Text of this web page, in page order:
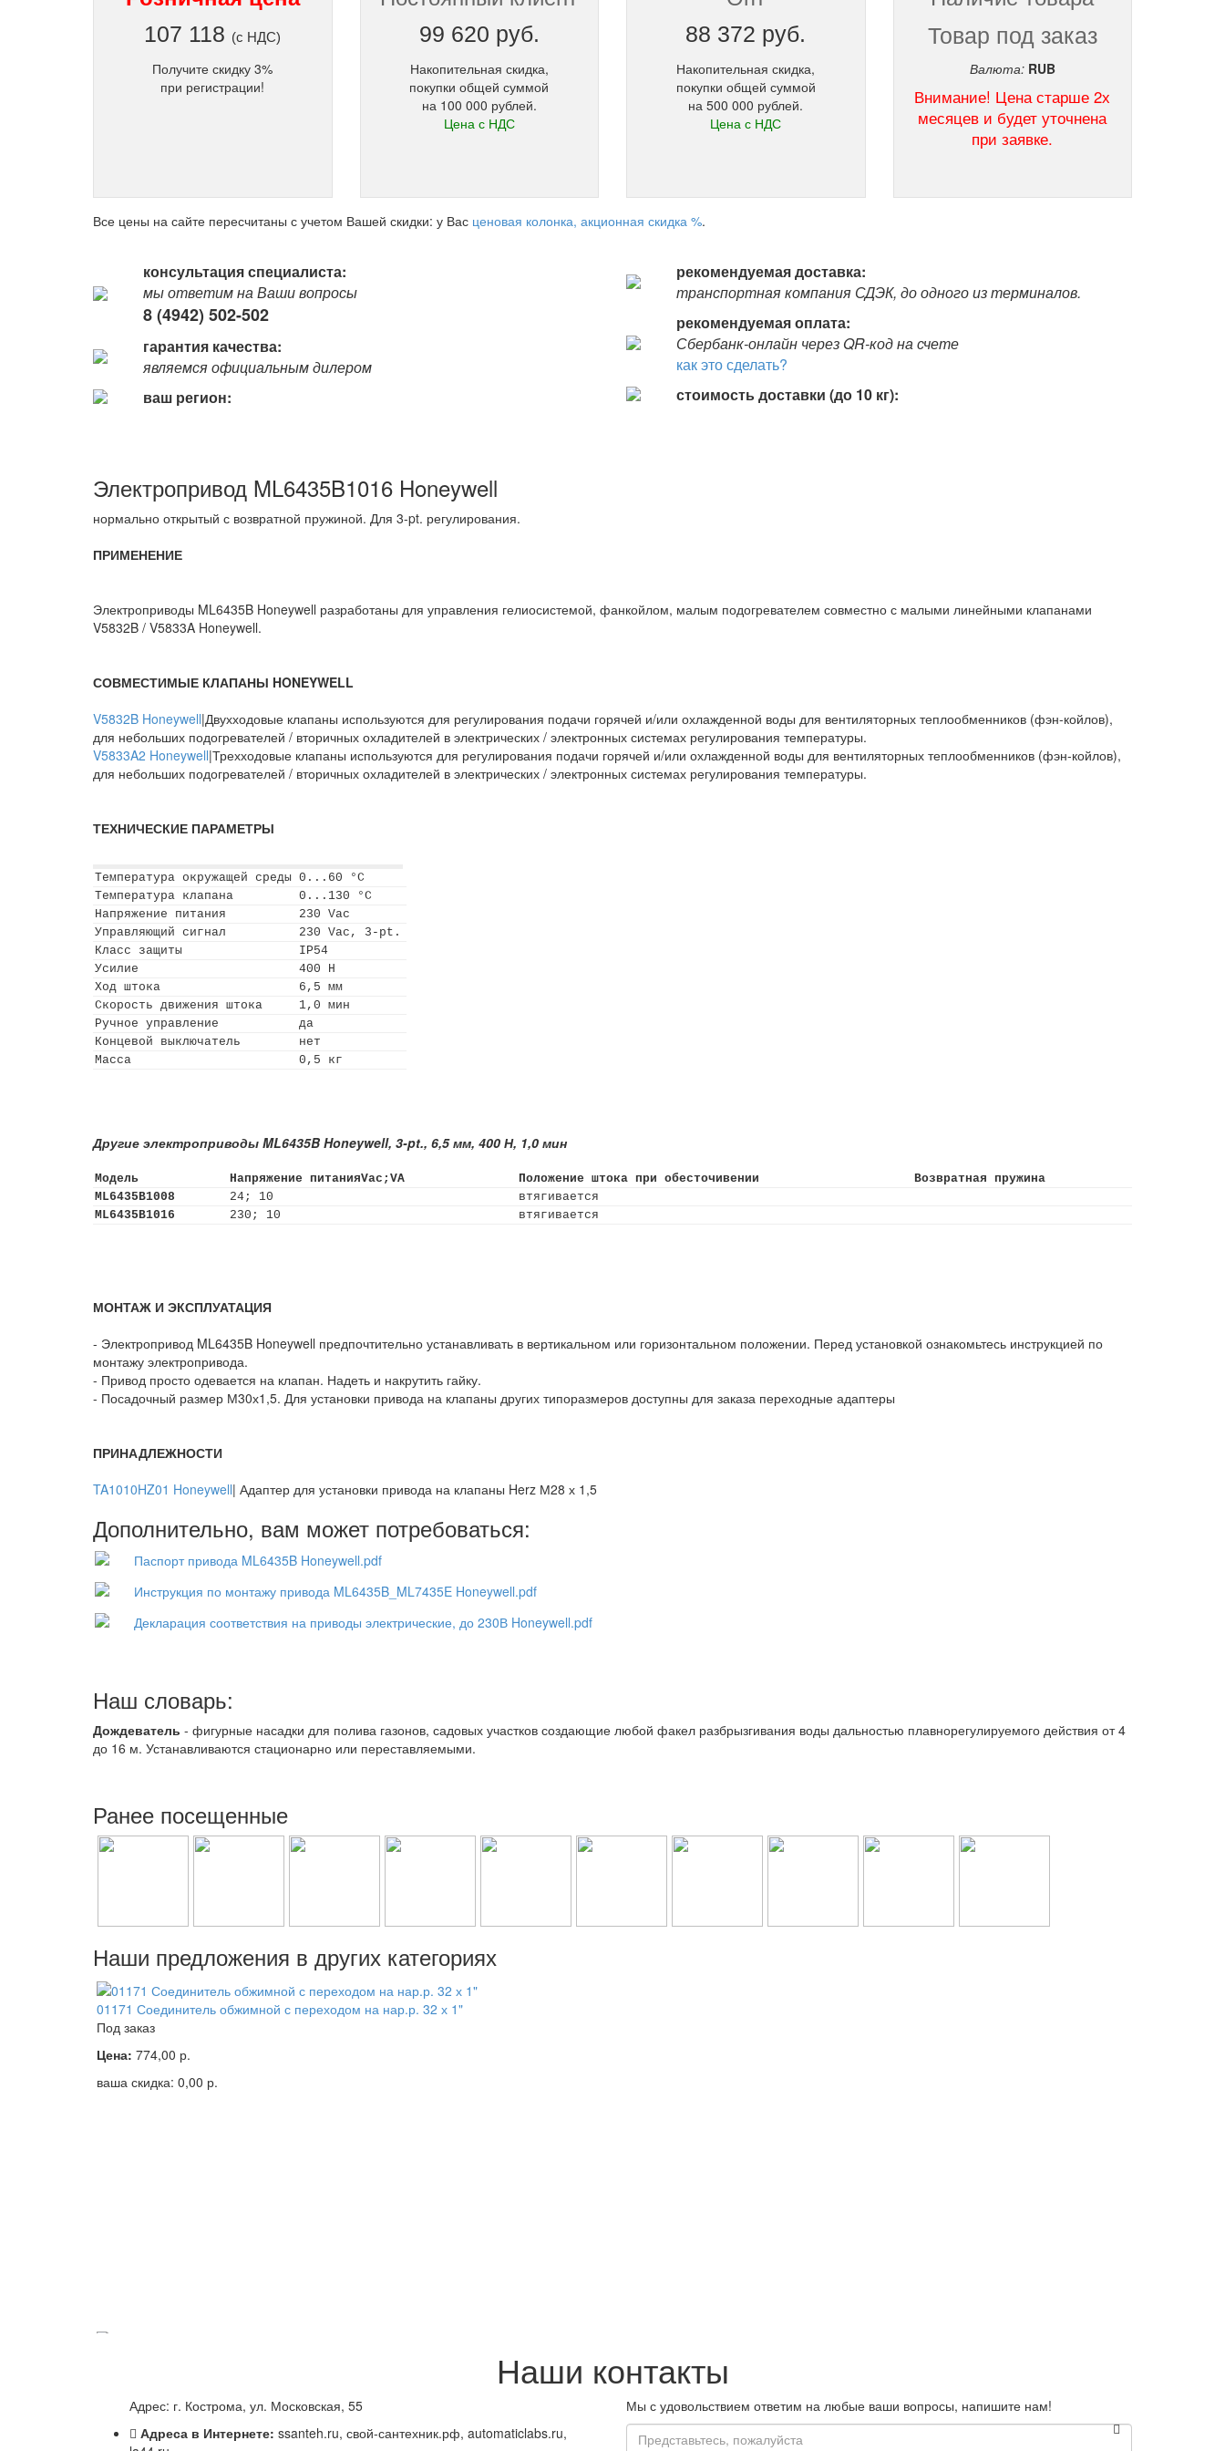
107 118 (с НДС)
Получите скидку 3%
при регистрации!
99 620 руб.
Накопительная скидка,
покупки общей суммой
на 100 000 рублей.
Цена с НДС
88 372 руб.
Накопительная скидка,
покупки общей суммой
на 500 000 рублей.
Цена с НДС
Товар под заказ
Валюта: RUB
Внимание! Цена старше 2х
месяцев и будет уточнена
при заявке.
Все цены на сайте пересчитаны с учетом Вашей скидки: у Вас ценовая колонка, акционная скидка %.
консультация специалиста:
мы ответим на Ваши вопросы
8 (4942) 502-502
гарантия качества:
являемся официальным дилером
ваш регион:
рекомендуемая доставка:
транспортная компания СДЭК, до одного из терминалов.
рекомендуемая оплата:
Сбербанк-онлайн через QR-код на счете
как это сделать?
стоимость доставки (до 10 кг):
Электропривод ML6435B1016 Honeywell
нормально открытый с возвратной пружиной. Для 3-pt. регулирования.
ПРИМЕНЕНИЕ
Электроприводы ML6435B Honeywell разработаны для управления гелиосистемой, фанкойлом, малым подогревателем совместно с малыми линейными клапанами
V5832B / V5833A Honeywell.
СОВМЕСТИМЫЕ КЛАПАНЫ HONEYWELL
V5832B Honeywell|Двухходовые клапаны используются для регулирования подачи горячей и/или охлажденной воды для вентиляторных теплообменников (фэн-койлов),
для небольших подогревателей / вторичных охладителей в электрических / электронных системах регулирования температуры.
V5833A2 Honeywell|Трехходовые клапаны используются для регулирования подачи горячей и/или охлажденной воды для вентиляторных теплообменников (фэн-койлов),
для небольших подогревателей / вторичных охладителей в электрических / электронных системах регулирования температуры.
ТЕХНИЧЕСКИЕ ПАРАМЕТРЫ
Температура окружащей среды 0...60 °C
Температура клапана
0...130 °C
Напряжение питания
230 Vac
Управляющий сигнал
230 Vac, 3-pt.
Класс защиты
IP54
Усилие
400 Н
Ход штока
6,5 мм
Скорость движения штока
1,0 мин
Ручное управление
да
Концевой выключатель
нет
Масса
0,5 кг
Другие электроприводы ML6435B Honeywell, 3-pt., 6,5 мм, 400 Н, 1,0 мин
Модель Напряжение питанияVac;VA Положение штока при обесточивении
Возвратная пружина
ML6435B1008
24; 10
втягивается
ML6435B1016
230; 10 втягивается
МОНТАЖ И ЭКСПЛУАТАЦИЯ
- Электропривод ML6435B Honeywell предпочтительно устанавливать в вертикальном или горизонтальном положении. Перед установкой ознакомьтесь инструкцией по
монтажу электропривода.
- Привод просто одевается на клапан. Надеть и накрутить гайку.
- Посадочный размер М30х1,5. Для установки привода на клапаны других типоразмеров доступны для заказа переходные адаптеры
ПРИНАДЛЕЖНОСТИ
TA1010HZ01 Honeywell| Адаптер для установки привода на клапаны Herz М28 х 1,5
Дополнительно, вам может потребоваться:
Паспорт привода ML6435B Honeywell.pdf
Инструкция по монтажу привода ML6435B_ML7435E Honeywell.pdf
Декларация соответствия на приводы электрические, до 230В Honeywell.pdf
Наш словарь:
Дождеватель - фигурные насадки для полива газонов, садовых участков создающие любой факел разбрызгивания воды дальностью плавнорегулируемого действия от 4
до 16 м. Устанавливаются стационарно или переставляемыми.
Ранее посещенные
Наши предложения в других категориях
01171 Соединитель обжимной с переходом на нар.р. 32 х 1"
Под заказ
Цена: 774,00 р.
ваша скидка: 0,00 р.
Цена: 0,00р.
ваша скидка:0,00 р.
Наши контакты
Адрес: г. Кострома, ул. Московская, 55
Адреса в Интернете: ssanteh.ru, свой-сантехник.рф, automaticlabs.ru,
Мы с удовольствием ответим на любые ваши вопросы, напишите нам!
Имя